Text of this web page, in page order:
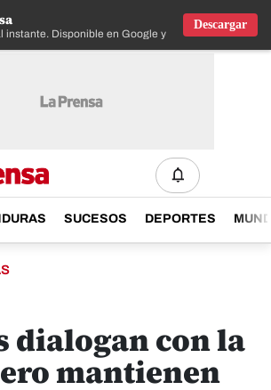
instante. Disponible en Google y IOS
Descargar
SUCESOS DEPORTES
dialogan con la
mantienen